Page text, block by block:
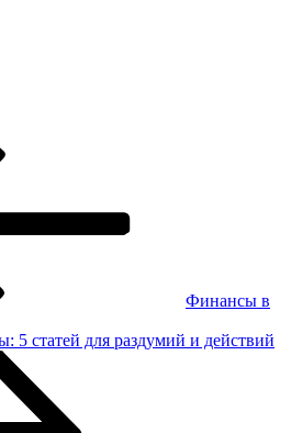
Финансы в
5 статей для раздумий и действий